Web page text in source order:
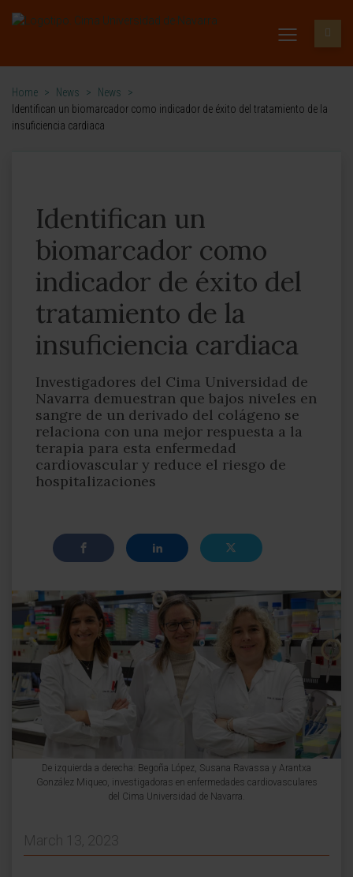
Home > News > News
>
Identifican un biomarcador como indicador de éxito del tratamiento de la
insuficiencia cardiaca
Identifican un
biomarcador como
indicador de éxito del
tratamiento de la
insuficiencia cardiaca
Investigadores del Cima Universidad de
Navarra demuestran que bajos niveles en
sangre de un derivado del colágeno se
relaciona con una mejor respuesta a la
terapia para esta enfermedad
cardiovascular y reduce el riesgo de
hospitalizaciones
De izquierda a derecha: Begoña López, Susana Ravassa y Arantxa
González Miqueo, investigadoras en enfermedades cardiovasculares
del Cima Universidad de Navarra.
March 13, 2023